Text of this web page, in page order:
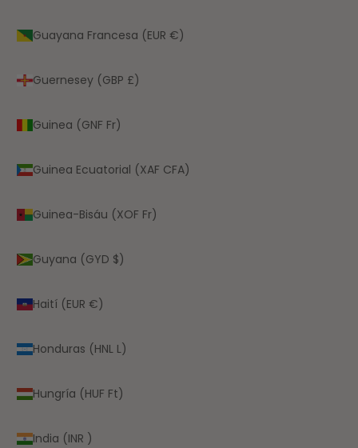
Guayana Francesa (EUR €)
Guernesey (GBP £)
Guinea (GNF Fr)
Guinea Ecuatorial (XAF CFA)
Guinea-Bisáu (XOF Fr)
Guyana (GYD $)
Haití (EUR €)
Honduras (HNL L)
Hungría (HUF Ft)
India (INR ₹)